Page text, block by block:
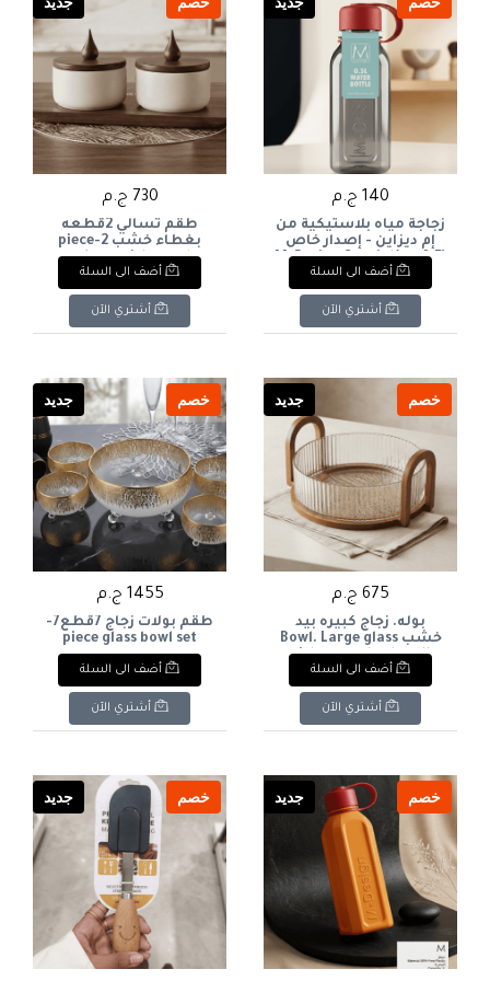
140 ج.م
زجاجة مياه بلاستيكية من
إم ديزاين - إصدار خاص
(0.5 لتر)M-Design Special
Edition Plastic Water
Bottle (0.5L
أضف الى السلة
أشتري الآن
730 ج.م
طقم تسالي 2قطعه
بغطاء خشب 2-piece
snack set with wooden
lid
أضف الى السلة
أشتري الآن
خصم جديد
675 ج.م
بوله. زجاج كبيره بيد
خشب Bowl. Large glass
with a wooden handle.
أضف الى السلة
أشتري الآن
خصم جديد
1455 ج.م
طقم بولات زجاج 7قطع7-
piece glass bowl set
أضف الى السلة
أشتري الآن
خصم جديد خصم جديد